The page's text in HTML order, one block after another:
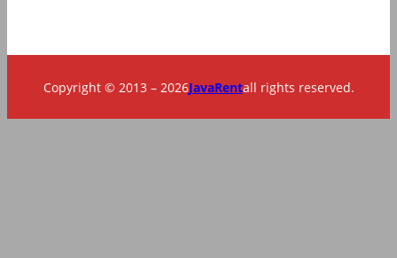
Copyright © 2013 – 2026JavaRentall rights reserved.